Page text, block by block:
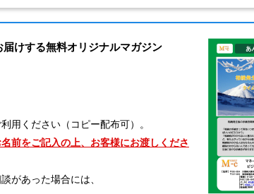
けする無料オリジナルマガジン
用ください（コピー配布可）。
前をご記入の上、お客様にお渡しくださ
があった場合には、